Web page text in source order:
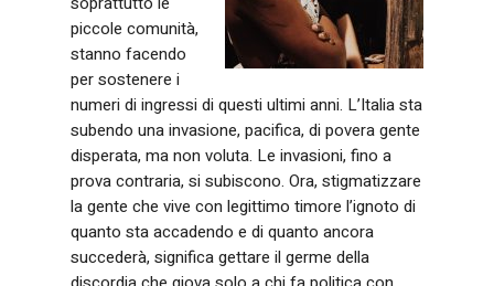
piccole comunità,
stanno facendo
per sostenere i
numeri di ingressi di questi ultimi anni. L’Italia sta
subendo una invasione, pacifica, di povera gente
disperata, ma non voluta. Le invasioni, fino a
prova contraria, si subiscono. Ora, stigmatizzare
la gente che vive con legittimo timore l’ignoto di
quanto sta accadendo e di quanto ancora
succederà, significa gettare il germe della